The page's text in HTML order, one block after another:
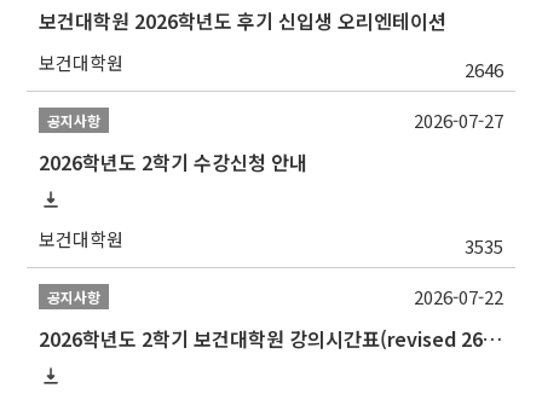
보건대학원 2026학년도 후기 신입생 오리엔테이션
보건대학원 2646
공지사항
2026학년도 2학기 수강신청 안내
보건대학원 3535
2026-07-27
공지사항
2026학년도 2학기 보건대학원 강의시간표(revised 260803)(2026 2nd SEMESTER SNU GSPH TIMETABLE)
2026-07-22